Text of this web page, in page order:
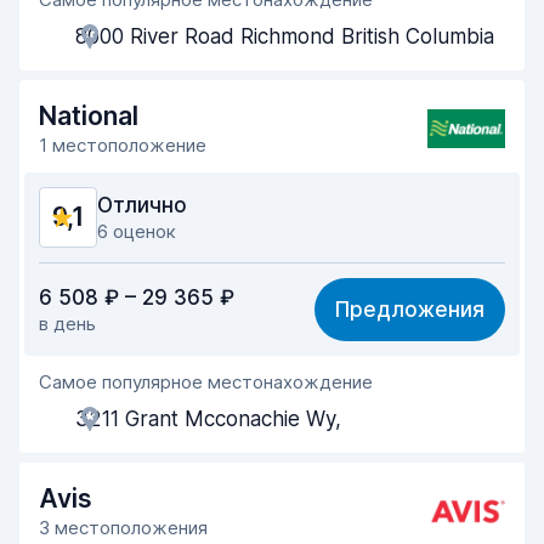
Скорость получения
Скорость возврата 9,6
Состояние машины
8000 River Road Richmond British Columbia
National
1 местоположение
9,1 Отлично
6 оценок
9,1
Простота поиска 8,8
Помощь агентов
Скорость получения
Скорость возврата
6 508 ₽ – 29 365 ₽
в день
Предложения
Самое популярное местонахождение
3211 Grant Mcconachie Wy,
Avis
3 местоположения